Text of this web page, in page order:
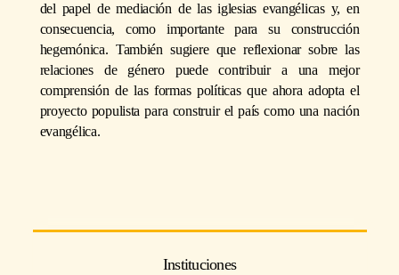
del papel de mediación de las iglesias evangélicas y, en
consecuencia, como importante para su construcción
hegemónica. También sugiere que reflexionar sobre las
relaciones de género puede contribuir a una mejor
comprensión de las formas políticas que ahora adopta el
proyecto populista para construir el país como una nación
evangélica.
Instituciones